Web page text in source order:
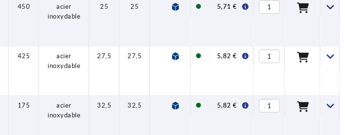
450
acier
inoxydable
25 25 6,6 6
5,71 €
425
acier
inoxydable
27,5 27,5 6,6 6
5,82 €
175
acier
inoxydable
32,5 32,5 6,6 6
5,82 €